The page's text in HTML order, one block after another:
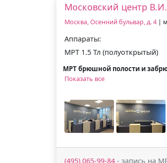
Московский центр
Москва, Осенний бульвар, д. 4 |
Аппараты:
МРТ 1.5 Тл (полуоткрытый)
МРТ брюшной полости и
Показать все
(495) 065-99-84 - запись на